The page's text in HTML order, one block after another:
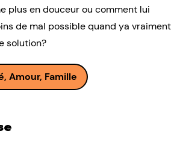
plus en douceur ou comment lui
de mal possible quand ya vraiment
solution?
Amour, Famille